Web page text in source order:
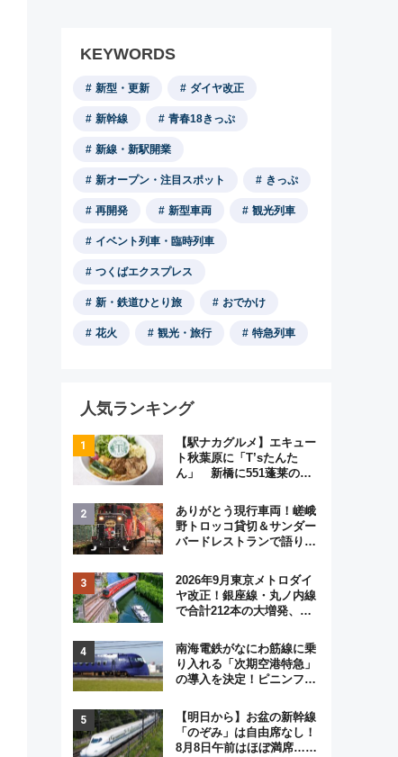
KEYWORDS
新型・更新 ダイヤ改正
新幹線 青春18きっぷ
新線・新駅開業
新オープン・注目スポット きっぷ
再開発 新型車両 観光列車
イベント列車・臨時列車
つくばエクスプレス
新・鉄道ひとり旅 おでかけ
花火 観光・旅行 特急列車
人気ランキング
【駅ナカグルメ】エキュー
ト秋葉原に「T’sたんた
ん」 新橋に551蓬莱の
オムライス専門店「肉とた
まご」新グルメ続々登場！
【2026年8月】
ありがとう現行車両！嵯峨
野トロッコ貸切＆サンダー
バードレストランで語り合
原トシヒロと行く！9月13
日「京都の鉄道満喫ツア
ー」開催
2026年9月東京メトロダイ
ヤ改正！銀座線・丸ノ内線
で合計212本の大増発、混
南海電鉄がなにわ筋線に乗
り入れる「次期空港特急」
の導入を決定！ピニンファ
デザイン
【明日から】お盆の新幹線
「のぞみ」は自由席なし！
8月8日午前はほぼ満席…で